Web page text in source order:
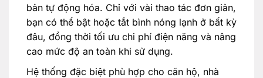
bản tự động hóa. Chỉ với vài thao tác đơn giản,
bạn có thể bật hoặc tắt bình nóng lạnh ở bất kỳ
đâu, đồng thời tối ưu chi phí điện năng và nâng
cao mức độ an toàn khi sử dụng.
Hệ thống đặc biệt phù hợp cho căn hộ, nhà